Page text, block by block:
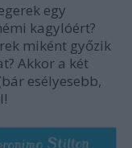
egy
kagylóért?
miként győzik
Akkor a két
esélyesebb,